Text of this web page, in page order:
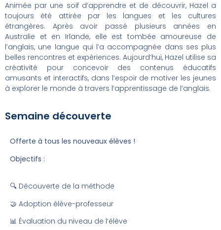
Animée par une soif d’apprendre et de découvrir, Hazel a
toujours été attirée par les langues et les cultures
étrangères. Après avoir passé plusieurs années en
Australie et en Irlande, elle est tombée amoureuse de
l’anglais, une langue qui l’a accompagnée dans ses plus
belles rencontres et expériences. Aujourd’hui, Hazel utilise sa
créativité pour concevoir des contenus éducatifs
amusants et interactifs, dans l’espoir de motiver les jeunes
à explorer le monde à travers l’apprentissage de l’anglais.
Semaine découverte
Offerte à tous les nouveaux élèves !
Objectifs :
🔍 Découverte de la méthode
🤝 Adoption élève-professeur
📊 Évaluation du niveau de l’élève